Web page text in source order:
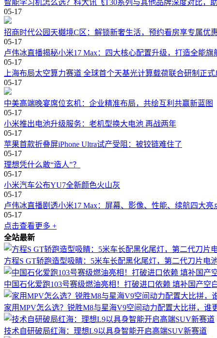
智能学习机怎么选？科大讯飞T30系列与其他品牌深度对比，
05-17
招商时代公园天樾境C区：解锁新奢生活，预约看房享专属优
05-17
卢伟冰直播揭秘小米17 Max：四大核心配置升级，打造全能旗
05-17
上海布局太空算力赛道 全球首个天基光计算载荷联合研制正式
05-17
中美高端晚宴席位玄机：企业精准布局，共绘互利共赢新蓝图
05-17
小米推出电池升级服务：老机型换大电池 再战两年
05-17
苹果首款折叠屏iPhone Ultra试产受阻：被铰链难住了
05-17
理想凭什么敢“造人”？
05-17
小米汽车公布YU7全新颜色火山灰
05-17
卢伟冰直播剧透小米17 Max：屏幕、影像、性能、续航四大亮
05-17
点击查看更多 +
全站最新
方程S GT轿跑造型吸睛：5米车长配黑化尾灯，第二代刀片电
中国石化爱跑103号赛级燃油亮相！打破进口依赖 填补国产空
家用MPV怎么选？锐胜M8与星海V9空间动力配置大比拼，谁
技术自研破局红海：理想L9以具身智能开启高端SUV新赛道